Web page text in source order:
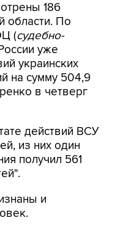
186
области. По
(судебно-
уже
украинских
на сумму 504,9
в четверг
действий ВСУ
из них один
получил 561
и